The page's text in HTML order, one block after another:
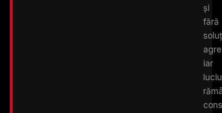
și
fără
iar